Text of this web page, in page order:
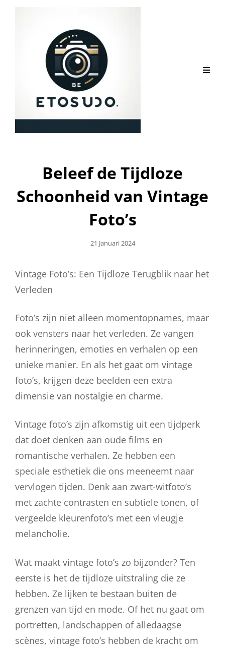
Beleef de Tijdloze
Schoonheid van Vintage
Foto’s
Geplaatst
21 Januari 2024
Vintage Foto’s: Een Tijdloze Terugblik naar het
Verleden
Foto’s zijn niet alleen momentopnames, maar
ook vensters naar het verleden. Ze vangen
herinneringen, emoties en verhalen op een
unieke manier. En als het gaat om vintage
foto’s, krijgen deze beelden een extra
dimensie van nostalgie en charme.
Vintage foto’s zijn afkomstig uit een tijdperk
dat doet denken aan oude films en
romantische verhalen. Ze hebben een
speciale esthetiek die ons meeneemt naar
vervlogen tijden. Denk aan zwart-witfoto’s
met zachte contrasten en subtiele tonen, of
vergeelde kleurenfoto’s met een vleugje
melancholie.
Wat maakt vintage foto’s zo bijzonder? Ten
eerste is het de tijdloze uitstraling die ze
hebben. Ze lijken te bestaan buiten de
grenzen van tijd en mode. Of het nu gaat om
portretten, landschappen of alledaagse
scènes, vintage foto’s hebben de kracht om